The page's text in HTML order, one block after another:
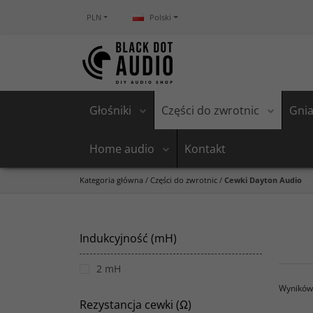
PLN Polski
Głośniki Części do zwrotnic
Home audio Kontakt
Kategoria główna / Części do zwrotnic / Cewki Dayton Audio
Indukcyjność (mH)
2 mH
Rezystancja cewki (Ω)